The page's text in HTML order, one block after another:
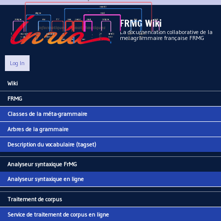
Aller au contenu principal
FRMG Wiki
La documentation collaborative de la
metagrammaire française FRMG
Log In
Main menu
Wiki
FRMG
Classes de la méta-grammaire
Arbres de la grammaire
Description du vocabulaire (tagset)
Analyseur syntaxique FrMG
Analyseur syntaxique en ligne
Traitement de corpus
Service de traitement de corpus en ligne